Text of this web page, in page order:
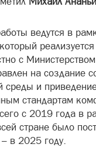
ведутся в
с
на создание
среды и
стандартам
с 2019 года в
стране было
в 2025 году.